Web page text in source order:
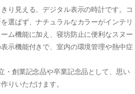
り見える、デジタル表示の時計です。コ
選ばず、ナチュラルなカラーがインテリ
ム機能に加え、寝坊防止に便利なスヌー
示機能付きで、室内の環境管理や熱中症
・創業記念品や卒業記念品として、思い
りいただけます。